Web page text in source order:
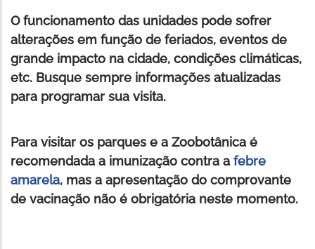
O funcionamento das unidades pode sofrer
alterações em função de feriados, eventos de
grande impacto na cidade, condições climáticas,
etc. Busque sempre informações atualizadas
para programar sua visita.
Para visitar os parques e a Zoobotânica é
recomendada a imunização contra a febre
amarela, mas a apresentação do comprovante
de vacinação não é obrigatória neste momento.